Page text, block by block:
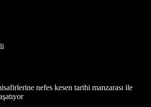
nefes kesen tarihi manzarası ile